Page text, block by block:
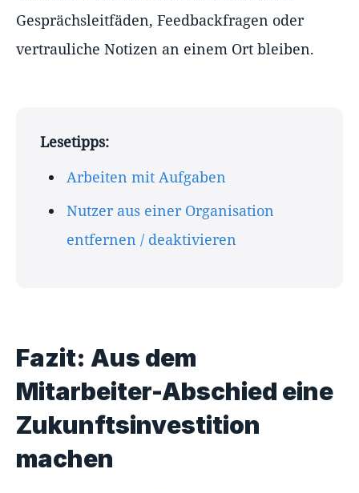
Gesprächsleitfäden, Feedbackfragen oder
vertrauliche Notizen an einem Ort bleiben.
Lesetipps:
Arbeiten mit Aufgaben
Nutzer aus einer Organisation
entfernen / deaktivieren
Fazit: Aus dem
Mitarbeiter-Abschied eine
Zukunftsinvestition
machen